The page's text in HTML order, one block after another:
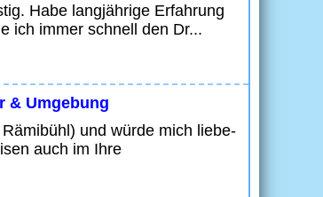
Habe langjährige Erfahrung
ich immer schnell den Dr...
& Umgebung
und würde mich liebe-
auch im Ihre